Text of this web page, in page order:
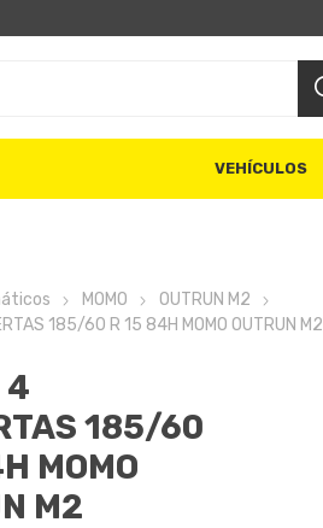
VEHÍCULOS
MOMO
OUTRUN M2
185/60 R 15 84H MOMO OUTRUN M2
4
185/60
MOMO
M2